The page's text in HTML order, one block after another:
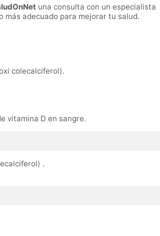
una consulta con un especialista
adecuado para mejorar tu salud.
colecalciferol).
vitamina D en sangre.
.